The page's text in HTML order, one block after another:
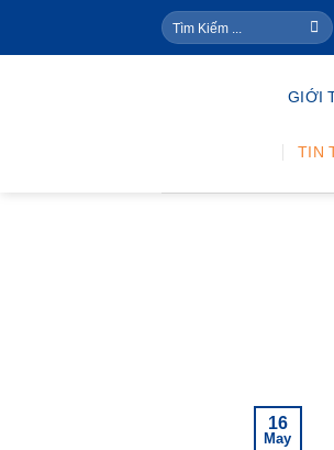
Search
for:
GIỚI
TIN
16
May